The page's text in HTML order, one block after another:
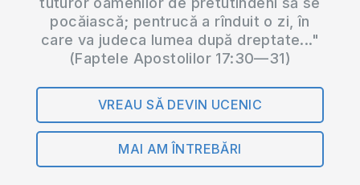
pocăiască; pentrucă a rînduit o zi, în
care va judeca lumea după dreptate..."
(Faptele Apostolilor 17:30—31)
VREAU SĂ DEVIN UCENIC
MAI AM ÎNTREBĂRI